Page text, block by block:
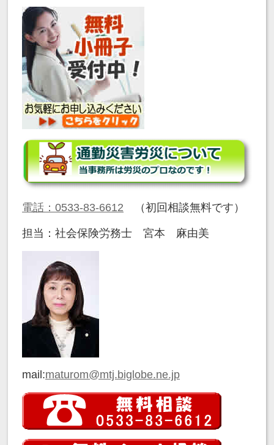
電話：0533-83-6612 （初回相談無料です）
担当：社会保険労務士 宮本 麻由美
mail:maturom@mtj.biglobe.ne.jp